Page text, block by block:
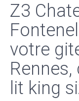
Z3
votre
lit king